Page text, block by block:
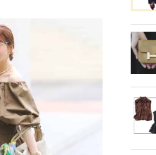
」父・辰夫さんの相続で学ん
と
泊2日弾丸旅行】無駄な時間ゼ
！「大人の韓国旅」の大正解ス
ュールは？
別カット集】中村ゆりさん
らかな透明感をまとう、自然
美しさ